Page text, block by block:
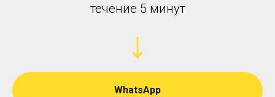
течение 5 минут
WhatsApp